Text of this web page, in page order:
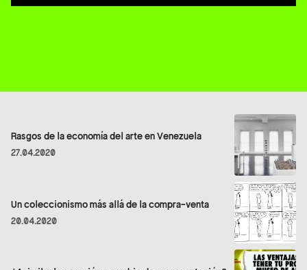
Rasgos de la economía del arte en Venezuela
27.04.2020
Un coleccionismo más allá de la compra-venta
20.04.2020